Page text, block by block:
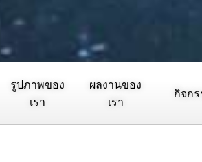
รูปภาพของ
เรา
ผลงานของ
เรา
กิจก